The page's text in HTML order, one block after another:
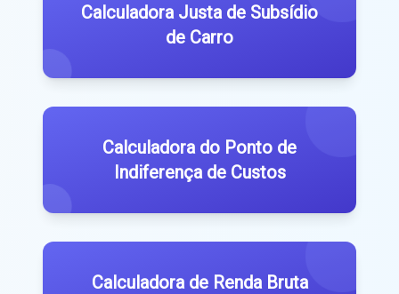
Calculadora Justa de Subsídio
de Carro
Calculadora do Ponto de
Indiferença de Custos
Calculadora de Renda Bruta